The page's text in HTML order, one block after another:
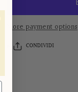
More payment options
CONDIVIDI